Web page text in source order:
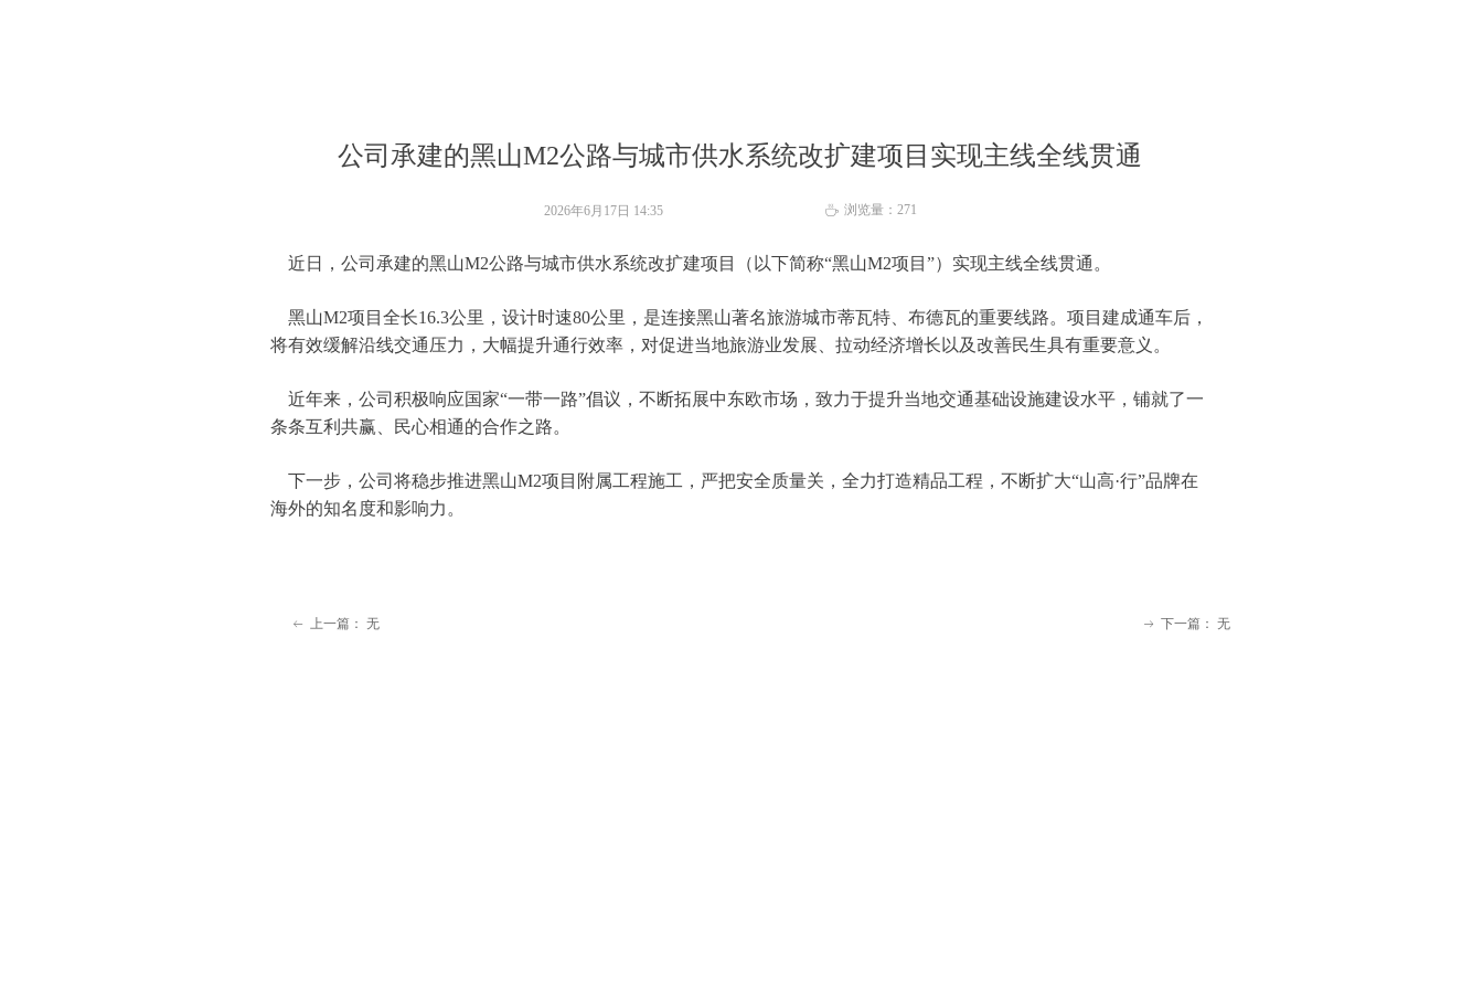
公司承建的黑山M2公路与城市供水系统改扩建项目实现主线全线贯通
近日，公司承建的黑山M2公路与城市供水系统改扩建项目（以下简称“黑山M2项目”）实现主线全线贯通。
黑山M2项目全长16.3公里，设计时速80公里，是连接黑山著名旅游城市蒂瓦特、布德瓦的重要线路。项目建成通车后，
将有效缓解沿线交通压力，大幅提升通行效率，对促进当地旅游业发展、拉动经济增长以及改善民生具有重要意义。
近年来，公司积极响应国家“一带一路”倡议，不断拓展中东欧市场，致力于提升当地交通基础设施建设水平，铺就了一
条条互利共赢、民心相通的合作之路。
下一步，公司将稳步推进黑山M2项目附属工程施工，严把安全质量关，全力打造精品工程，不断扩大“山高·行”品牌在
海外的知名度和影响力。
2026年6月17日 14:35 ꄘ 浏览量： 271
ꂃ 上一篇： 无 ꁹ 下一篇： 无